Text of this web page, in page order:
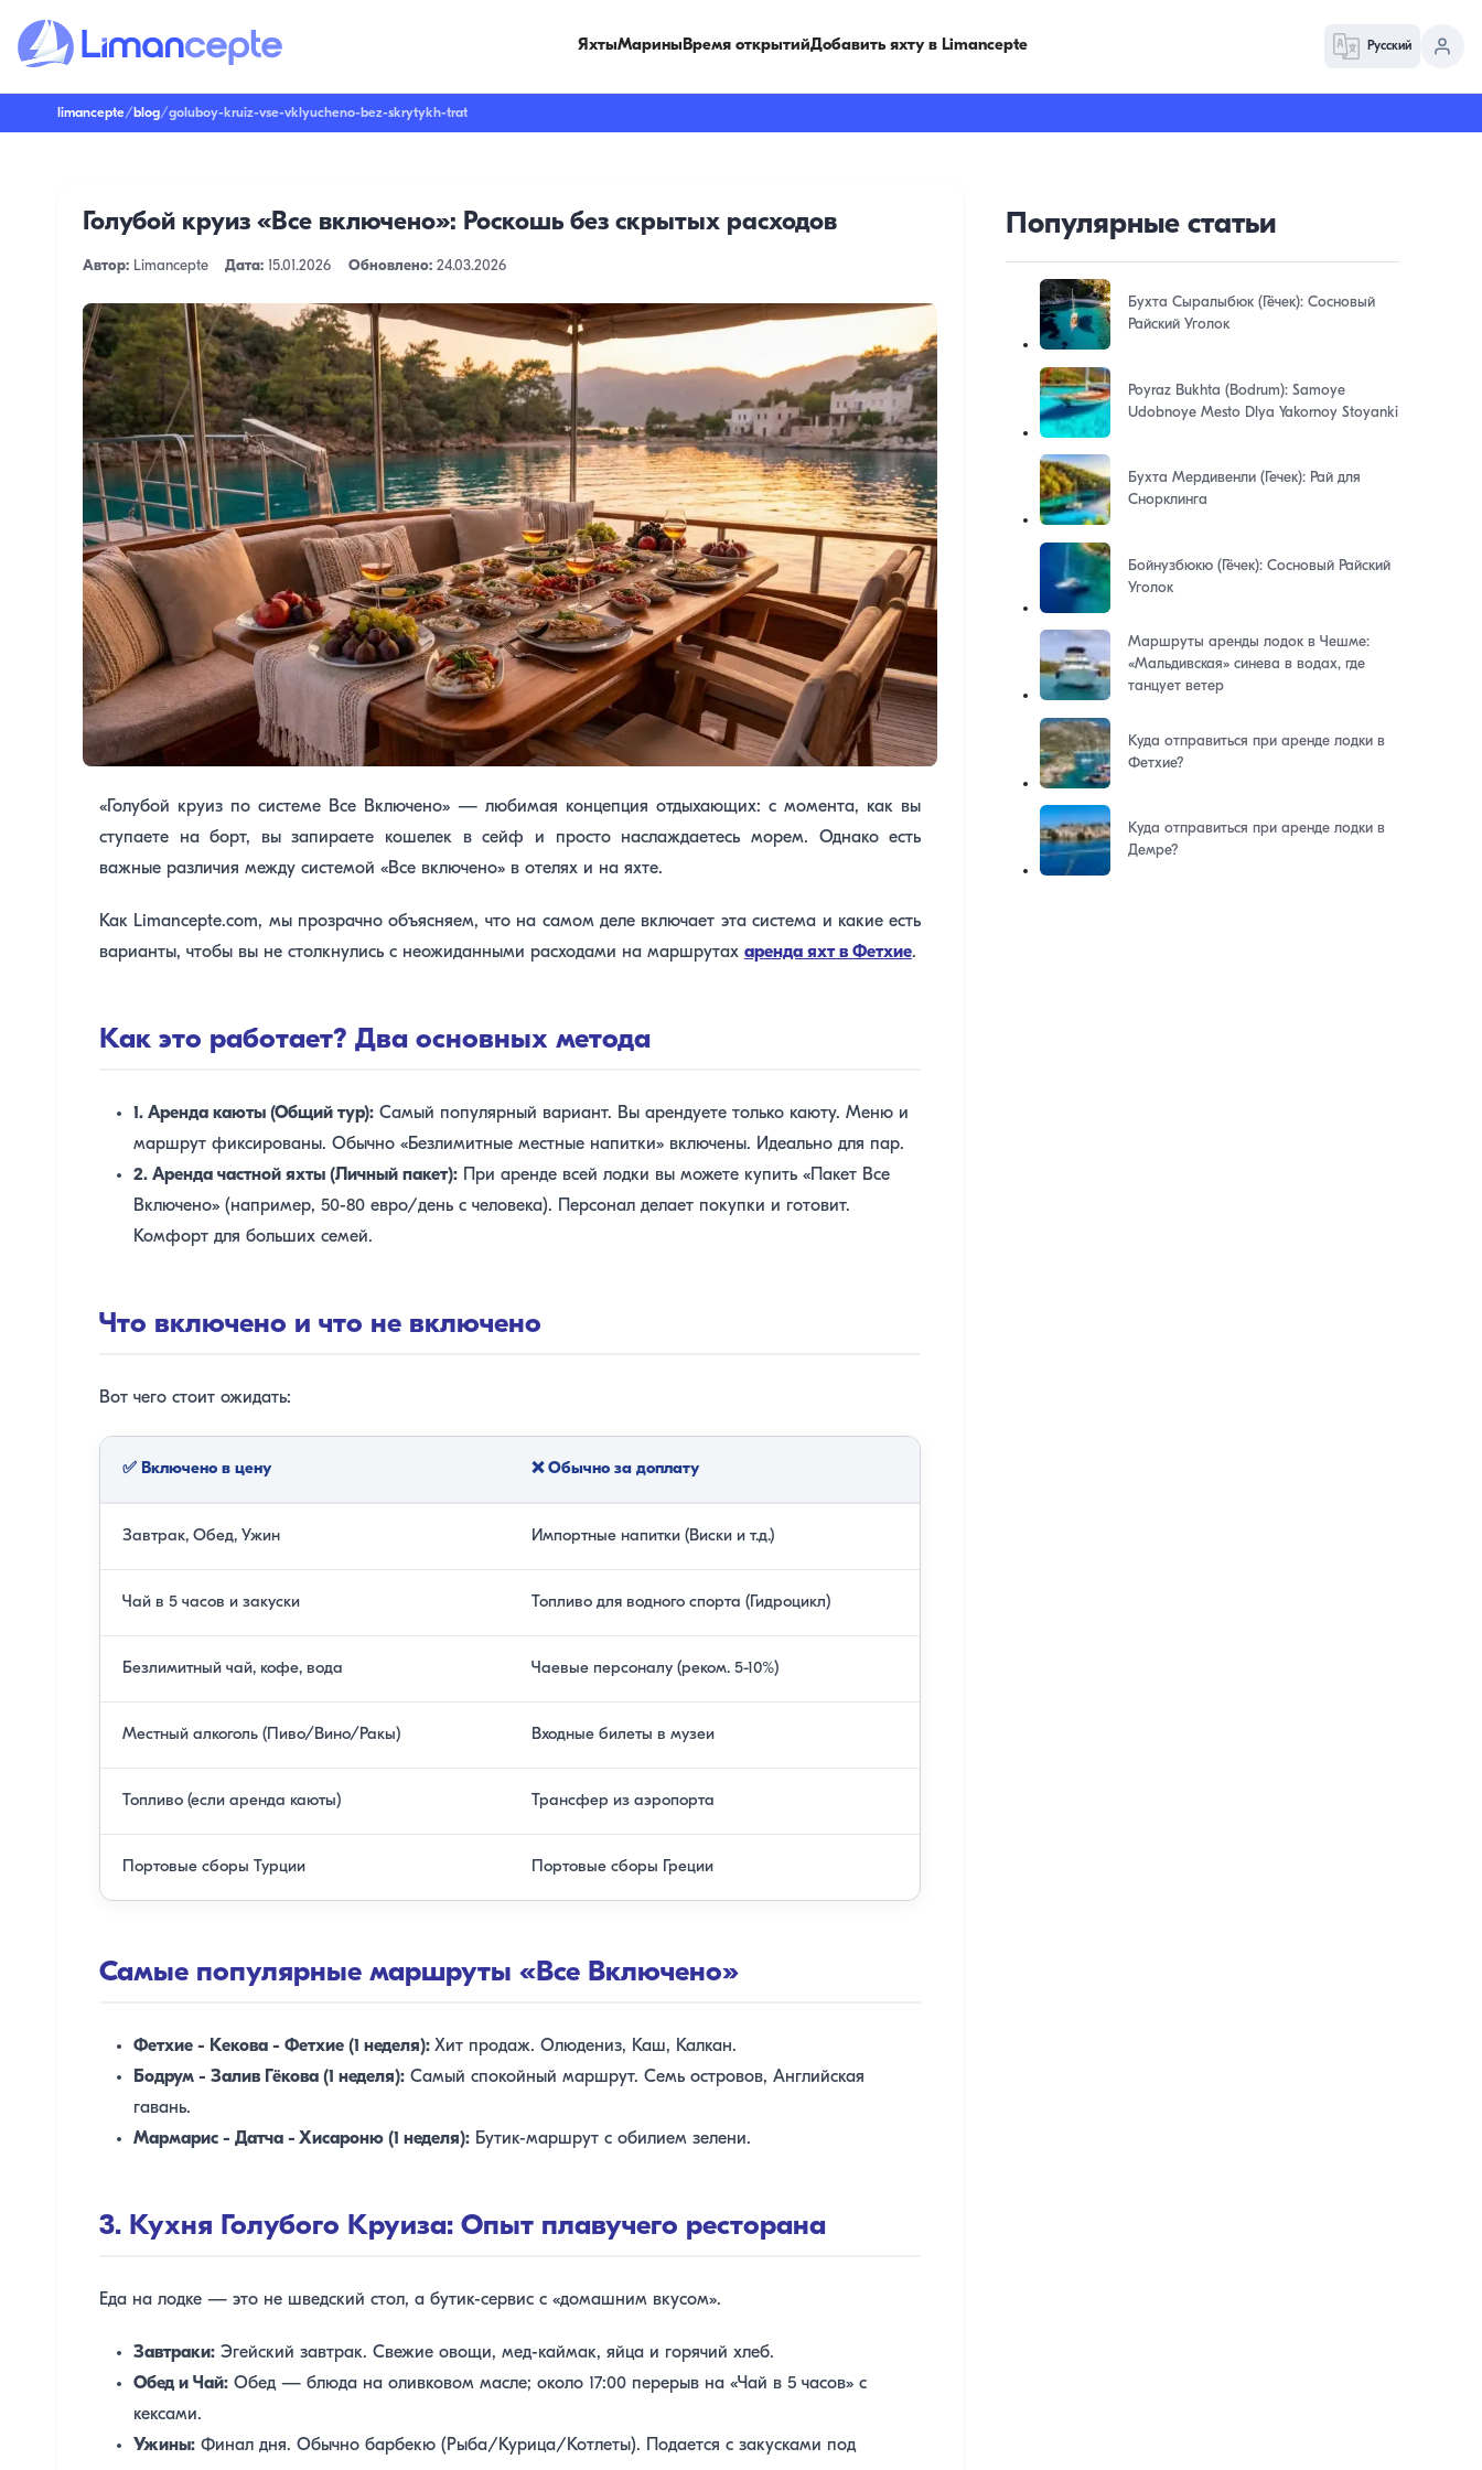
ЯхтыМариныВремя открытийДобавить яхту в Limancepte Русский
limancepte/ blog/goluboy-kruiz-vse-vklyucheno-bez-skrytykh-trat
Голубой круиз «Все включено»: Роскошь без скрытых расходов
Автор:Limancepte Дата: 15.01.2026 Обновлено: 24.03.2026
«Голубой круиз по системе Все Включено» — любимая концепция отдыхающих: с момента, как вы
ступаете на борт, вы запираете кошелек в сейф и просто наслаждаетесь морем. Однако есть
важные различия между системой «Все включено» в отелях и на яхте.
Как Limancepte.com, мы прозрачно объясняем, что на самом деле включает эта система и какие есть
варианты, чтобы вы не столкнулись с неожиданными расходами на маршрутах аренда яхт в Фетхие.
Как это работает? Два основных метода
1. Аренда каюты (Общий тур):Самый популярный вариант. Вы арендуете только каюту. Меню и
маршрут фиксированы. Обычно «Безлимитные местные напитки» включены. Идеально для пар.
2. Аренда частной яхты (Личный пакет):При аренде всей лодки вы можете купить «Пакет Все
Включено» (например, 50-80 евро/день с человека). Персонал делает покупки и готовит.
Комфорт для больших семей.
Что включено и что не включено
Вот чего стоит ожидать:
✅ Включено в цену ❌ Обычно за доплату
Завтрак, Обед, Ужин Импортные напитки (Виски и т.д.)
Чай в 5 часов и закуски Топливо для водного спорта (Гидроцикл)
Безлимитный чай, кофе, вода Чаевые персоналу (реком. 5-10%)
Местный алкоголь (Пиво/Вино/Ракы) Входные билеты в музеи
Топливо (если аренда каюты) Трансфер из аэропорта
Портовые сборы Турции Портовые сборы Греции
Самые популярные маршруты «Все Включено»
Фетхие - Кекова - Фетхие (1 неделя):Хит продаж. Олюдениз, Каш, Калкан.
Бодрум - Залив Гёкова (1 неделя):Самый спокойный маршрут. Семь островов, Английская
гавань.
Мармарис - Датча - Хисароню (1 неделя):Бутик-маршрут с обилием зелени.
3. Кухня Голубого Круиза: Опыт плавучего ресторана
Еда на лодке — это не шведский стол, а бутик-сервис с «домашним вкусом».
Завтраки:Эгейский завтрак. Свежие овощи, мед-каймак, яйца и горячий хлеб.
Обед и Чай:Обед — блюда на оливковом масле; около 17:00 перерыв на «Чай в 5 часов» с
кексами.
Ужины:Финал дня. Обычно барбекю (Рыба/Курица/Котлеты). Подается с закусками под
Популярные статьи
Бухта Сыралыбюк (Гёчек): Сосновый
Райский Уголок
Poyraz Bukhta (Bodrum): Samoye
Udobnoye Mesto Dlya Yakornoy Stoyanki
Бухта Мердивенли (Гечек): Рай для
Снорклинга
Бойнузбюкю (Гёчек): Сосновый Райский
Уголок
Маршруты аренды лодок в Чешме:
«Мальдивская» синева в водах, где
танцует ветер
Куда отправиться при аренде лодки в
Фетхие?
Куда отправиться при аренде лодки в
Демре?